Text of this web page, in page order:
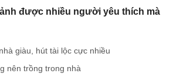
được nhiều người yêu thích mà
giàu, hút tài lộc cực nhiều
nên trồng trong nhà